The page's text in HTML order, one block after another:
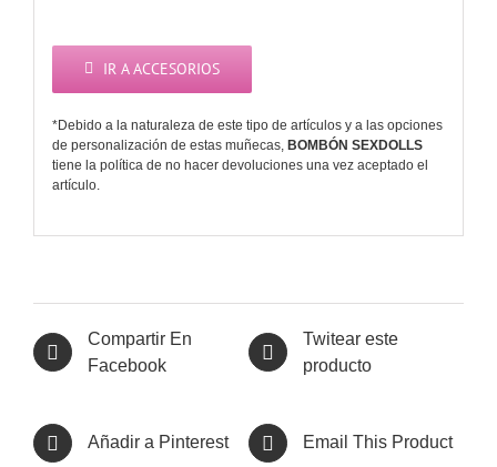
IR A ACCESORIOS
*Debido a la naturaleza de este tipo de artículos y a las opciones
de personalización de estas muñecas, BOMBÓN SEXDOLLS
tiene la política de no hacer devoluciones una vez aceptado el
artículo.
Compartir En
Facebook
Twitear este
producto
Añadir a Pinterest Email This Product